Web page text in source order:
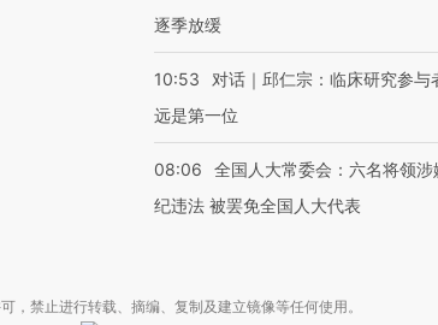
逐季放缓
10:53
对话｜邱仁宗：临床研究参与
远是第一位
08:06
全国人大常委会：六名将领涉
纪违法 被罢免全国人大代表
禁止进行转载、摘编、复制及建立镜像等任何使用。